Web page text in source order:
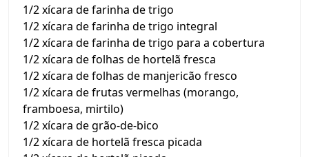
1/2 xícara de farinha de trigo
1/2 xícara de farinha de trigo integral
1/2 xícara de farinha de trigo para a cobertura
1/2 xícara de folhas de hortelã fresca
1/2 xícara de folhas de manjericão fresco
1/2 xícara de frutas vermelhas (morango,
framboesa, mirtilo)
1/2 xícara de grão-de-bico
1/2 xícara de hortelã fresca picada